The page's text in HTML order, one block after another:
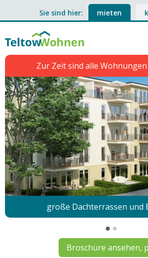
Sie sind hier: mieten
Zur Zeit sind alle
große Dachterrassen und
Broschüre ansehen,